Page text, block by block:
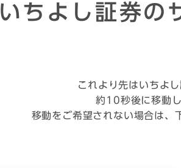
いちよし証券の
これより先はいちよ
約10秒後に移動
移動をご希望されない場合は、